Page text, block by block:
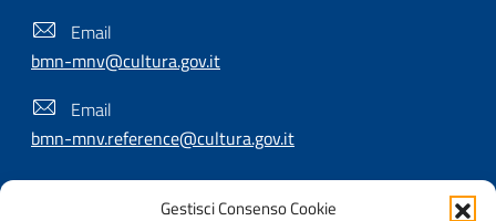
Gestisci Consenso Cookie
Email
bmn-mnv@cultura.gov.it
Email
bmn-mnv.reference@cultura.gov.it